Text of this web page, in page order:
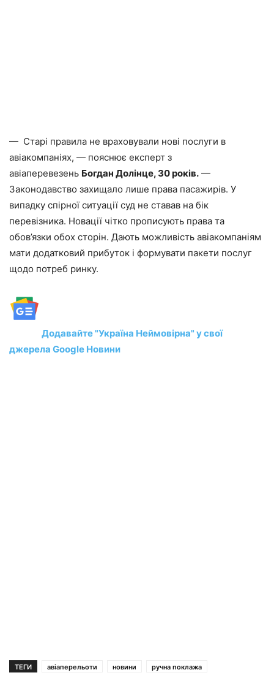
— Старі правила не враховували нові послуги в
авіакомпаніях, — пояснює експерт з
авіаперевезень Богдан Долінце, 30 років. —
Законодавство захищало лише права пасажирів. У
випадку спірної ситуації суд не ставав на бік
перевізника. Новації чітко прописують права та
обов’язки обох сторін. Дають можливість авіакомпаніям
мати додатковий прибуток і формувати пакети послуг
щодо потреб ринку.
Додавайте "Україна Неймовірна" у свої
джерела Google Новини
ТЕГИ авіаперельоти новини ручна поклажа